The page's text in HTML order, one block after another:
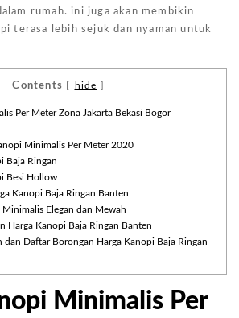
rumah. ini juga akan membikin
terasa lebih sejuk dan nyaman untuk
Contents hide
Per Meter Zona Jakarta Bekasi Bogor
Minimalis Per Meter 2020
Baja Ringan
Besi Hollow
Kanopi Baja Ringan Banten
Elegan dan Mewah
Harga Kanopi Baja Ringan Banten
dan Daftar Borongan Harga Kanopi Baja Ringan
Minimalis Per